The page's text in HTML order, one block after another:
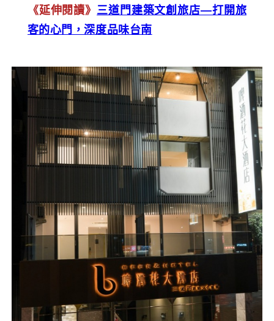
《延伸閱讀》 三道門建築文創旅店—打開旅
客的心門，深度品味台南